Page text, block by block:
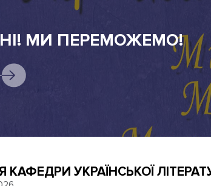
КАФЕДРИ УКРАЇНСЬКОЇ